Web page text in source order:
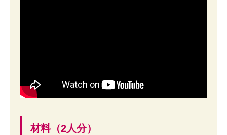
材料（2人分）